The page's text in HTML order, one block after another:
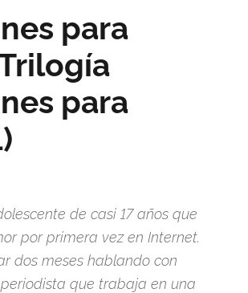
para
para
de casi 17 años que
por primera vez en Internet.
dos meses hablando con
que trabaja en una